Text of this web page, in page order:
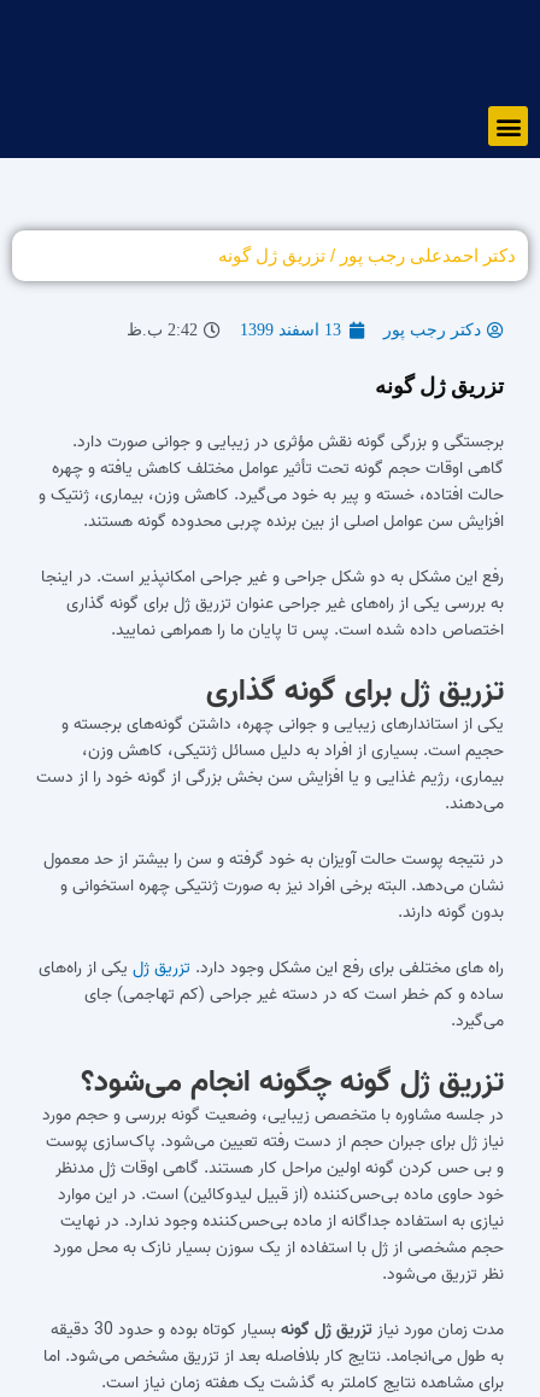
Menu
دکتر احمدعلی رجب پور / تزریق ژل گونه
دکتر رجب پور 13 اسفند 1399 2:42 ب.ظ
تزریق ژل گونه
برجستگی و بزرگی گونه نقش مؤثری در زیبایی و جوانی صورت دارد.
گاهی اوقات حجم گونه تحت تأثیر عوامل مختلف کاهش یافته و چهره
حالت افتاده، خسته و پیر به خود می‌‎‌گیرد. کاهش وزن، بیماری، ژنتیک و
افزایش سن عوامل اصلی از بین برنده چربی محدوده گونه هستند.
رفع این مشکل به دو شکل جراحی و غیر جراحی امکان‎پذیر است. در اینجا
به بررسی یکی از راه‌‎های غیر جراحی عنوان تزریق ژل برای گونه گذاری
اختصاص داده شده است. پس تا پایان ما را همراهی نمایید.
تزریق ژل برای گونه گذاری
یکی از استاندارهای زیبایی و جوانی چهره، داشتن گونه‌های برجسته و
حجیم است. بسیاری از افراد به دلیل مسائل ژنتیکی، کاهش وزن،
بیماری، رژیم غذایی و یا افزایش سن بخش بزرگی از گونه خود را از دست
می‌دهند.
در نتیجه پوست حالت آویزان به خود گرفته و سن را بیشتر از حد معمول
نشان می‌دهد. البته برخی افراد نیز به صورت ژنتیکی چهره استخوانی و
بدون گونه دارند.
راه‎ های مختلفی برای رفع این مشکل وجود دارد. تزریق ژل
یکی از راه‎‌های
ساده و کم ‎خطر است که در دسته غیر جراحی (کم تهاجمی) جای
می‎‌گیرد.
تزریق ژل گونهچگونه انجام می‌‎شود؟
در جلسه مشاوره با متخصص زیبایی، وضعیت گونه بررسی و حجم مورد
نیاز ژل برای جبران حجم از دست رفته تعیین می‌شود. پاک‌سازی پوست
و بی‎ حس کردن گونه اولین مراحل کار هستند. گاهی اوقات ژل مدنظر
خود حاوی ماده بی‌حس‌کننده (از قبیل لیدوکائین) است. در این موارد
نیازی به استفاده جداگانه از ماده بی‌حس‌کننده وجود ندارد. در نهایت
حجم مشخصی از ژل با استفاده از یک سوزن بسیار نازک به محل مورد
نظر تزریق می‌شود.
مدت زمان مورد نیاز تزریق ژل گونه
بسیار کوتاه بوده و حدود 30 دقیقه
به طول می‎‌انجامد. نتایج کار بلافاصله بعد از تزریق مشخص می‎‌شود. اما
برای مشاهده نتایج کامل‎تر به گذشت یک هفته زمان نیاز است.